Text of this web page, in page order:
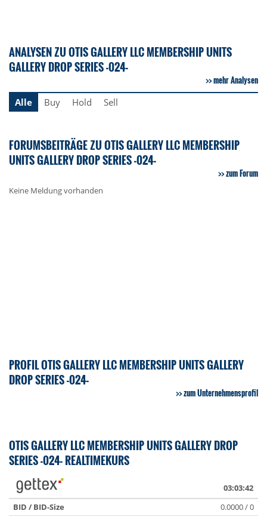
ANALYSEN ZU OTIS GALLERY LLC MEMBERSHIP UNITS
GALLERY DROP SERIES -024-
mehr Analysen
Alle
Buy Hold Sell
FORUMSBEITRÄGE ZU OTIS GALLERY LLC MEMBERSHIP
UNITS GALLERY DROP SERIES -024-
zum Forum
Keine Meldung vorhanden
PROFIL OTIS GALLERY LLC MEMBERSHIP UNITS GALLERY
DROP SERIES -024-
zum Unternehmensprofil
OTIS GALLERY LLC MEMBERSHIP UNITS GALLERY DROP
SERIES -024- REALTIMEKURS
03:03:42
BID / BID-Size
0.0000 / 0